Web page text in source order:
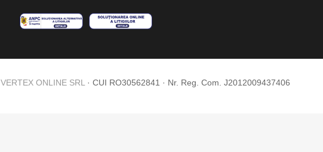
VERTEX ONLINE SRL· CUI RO30562841 · Nr. Reg. Com. J2012009437406